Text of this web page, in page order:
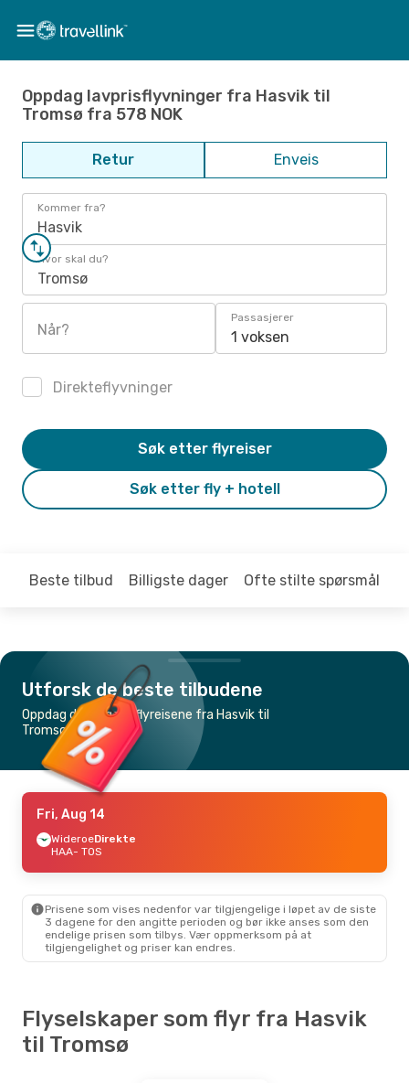
Oppdag lavprisflyvninger fra Hasvik til
Tromsø fra 578 NOK
Retur Enveis
Kommer fra?
Hasvik
Hvor skal du?
Tromsø
Når?
Passasjerer
1 voksen
Direkteflyvninger
Søk etter fly + hotell
Søk etter flyreiser
Beste tilbud Billigste dager Ofte stilte spørsmål
Utforsk de beste tilbudene
Oppdag de billigste flyreisene fra Hasvik til
Tromsø
Fri, Aug 14
WideroeDirekte
HAA- TOS
Prisene som vises nedenfor var tilgjengelige i løpet av de siste
3 dagene for den angitte perioden og bør ikke anses som den
endelige prisen som tilbys. Vær oppmerksom på at
tilgjengelighet og priser kan endres.
Flyselskaper som flyr fra Hasvik
til Tromsø